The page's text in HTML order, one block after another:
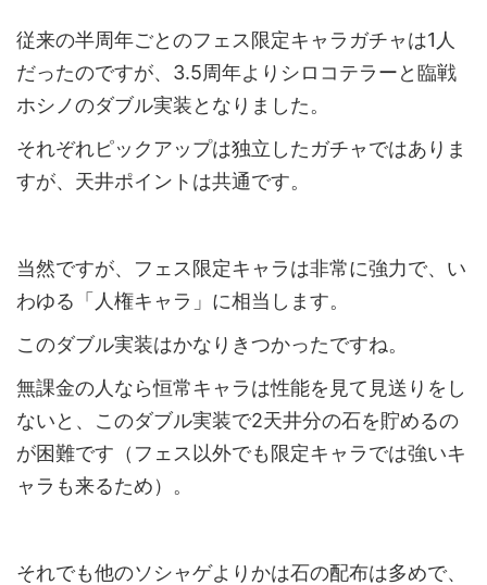
従来の半周年ごとのフェス限定キャラガチャは1人
だったのですが、3.5周年よりシロコテラーと臨戦
ホシノのダブル実装となりました。
それぞれピックアップは独立したガチャではありま
すが、天井ポイントは共通です。
当然ですが、フェス限定キャラは非常に強力で、い
わゆる「人権キャラ」に相当します。
このダブル実装はかなりきつかったですね。
無課金の人なら恒常キャラは性能を見て見送りをし
ないと、このダブル実装で2天井分の石を貯めるの
が困難です（フェス以外でも限定キャラでは強いキ
ャラも来るため）。
それでも他のソシャゲよりかは石の配布は多めで、